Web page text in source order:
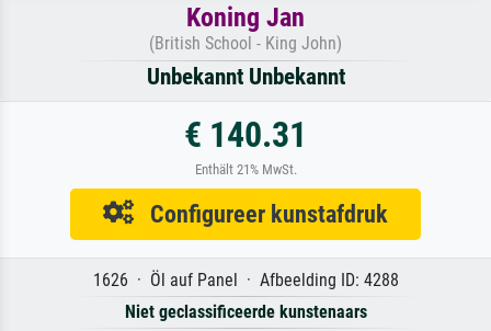
Koning Jan
(British School - King John)
Unbekannt Unbekannt
€ 140.31
Enthält 21% MwSt.
Configureer kunstafdruk
1626 · Öl auf Panel · Afbeelding ID: 4288
Niet geclassificeerde kunstenaars